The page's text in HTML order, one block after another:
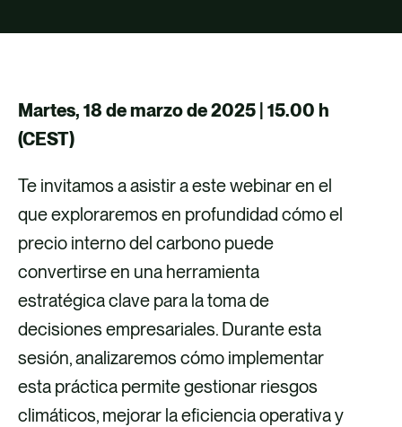
Martes, 18 de marzo de 2025 | 15.00 h
(CEST)
Te invitamos a asistir a este webinar en el
que exploraremos en profundidad cómo el
precio interno del carbono puede
convertirse en una herramienta
estratégica clave para la toma de
decisiones empresariales. Durante esta
sesión, analizaremos cómo implementar
esta práctica permite gestionar riesgos
climáticos, mejorar la eficiencia operativa y